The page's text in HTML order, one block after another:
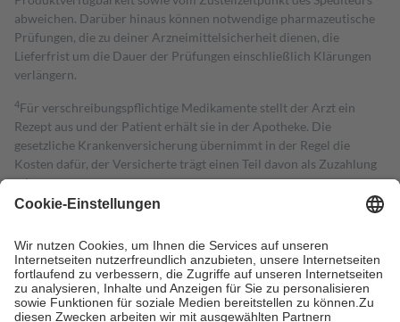
abweichen. Darüber hinaus können notwendige pharmazeutische
Prüfungen, die zu deiner Arzneimittelsicherheit dienen, die
Lieferfrist um die Dauer der Prüfungen einschließlich Klärungen
verlängern.
4Für verschreibungspflichtige Medikamente stellt der Arzt ein
Rezept aus und der Patient erhält sie in der Apotheke. Die
gesetzliche Krankenversicherung übernimmt in der Regel die
Kosten dafür, der Versicherte trägt einen Teil davon als Zuzahlung
mit.
Grundsätzlich leisten Mitglieder Zuzahlungen in Höhe von zehn
höchstens zehn Euro.
Es sind jedoch nie mehr als die tatsächlichen
Kosten der Leistung zu entrichten.
Diese Regeln gelten grundsätzlich auch für Online-Apotheken.
Bei Heilmitteln und häuslicher Krankenpflege beträgt die
Zuzahlung zehn Prozent der Kosten sowie zehn Euro je